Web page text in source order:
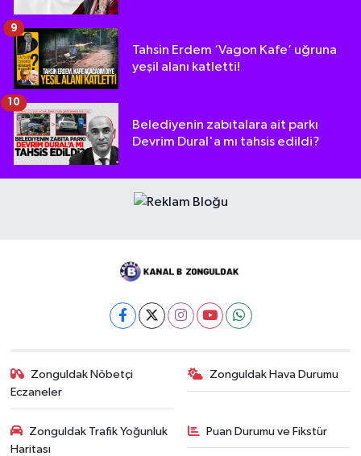
Tahsin Erdem ‘Vagon Kafe’ uğruna
yeşil alanı katletti!
9
Belediyenin zabıtalara ait parkı
Devrim Dural'a mı tahsis edildi?
10
Zonguldak Nöbetçi
Eczaneler
Zonguldak Hava Durumu
Zonguldak Trafik Yoğunluk
Haritası
Puan Durumu ve Fikstür